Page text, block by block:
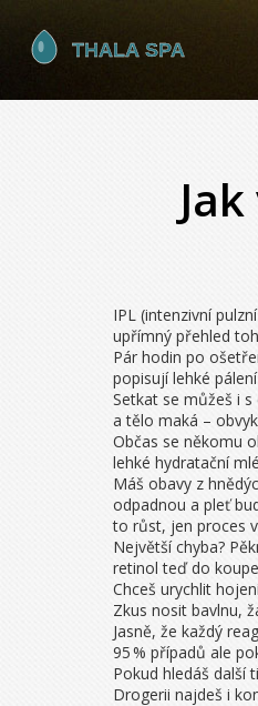
IPL (intenzivní
upřímný přehled
Pár hodin po
popisují lehké
Setkat se můžeš i
a tělo maká –
Občas se někomu
lehké hydratační
Máš obavy z
odpadnou a pleť
to růst, jen proces
Největší chyba?
retinol teď do
Chceš urychlit
Zkus nosit bavlnu,
Jasně, že každý
95 % případů ale
Pokud hledáš další
Drogerii najdeš i